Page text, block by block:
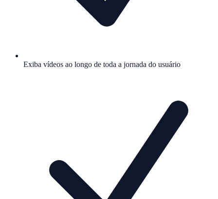
Exiba vídeos ao longo de toda a jornada do usuário